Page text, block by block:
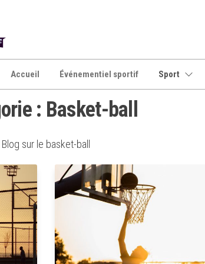
Accueil Événementiel sportif Sport
: Basket-ball
Blog sur le basket-ball